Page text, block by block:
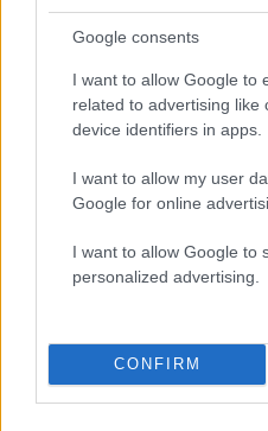
Google consents
I want to allow Google to
related to advertising like
device identifiers in apps.
I want to allow my user
Google for online
I want to allow Google to
personalized advertising.
CONFIRM
Την Τετάρτη
α. Στα νησιά του Ιονίου
Πελοπόννησο
νύχτα (κόκκινη
γ. Στην ανατολική
Θεσσαλία και τις
μέχρι αργά τη νύχτα
νύχτα (πορτοκαλί
ε. Στην Αττική από
αργά τη νύχτα (κόκκινη